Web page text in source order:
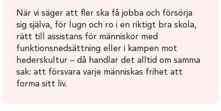
När vi säger att fler ska få jobba och försörja
sig själva, för lugn och ro i en riktigt bra skola,
rätt till assistans för människor med
funktionsnedsättning eller i kampen mot
hederskultur – då handlar det alltid om samma
sak: att försvara varje människas frihet att
forma sitt liv.